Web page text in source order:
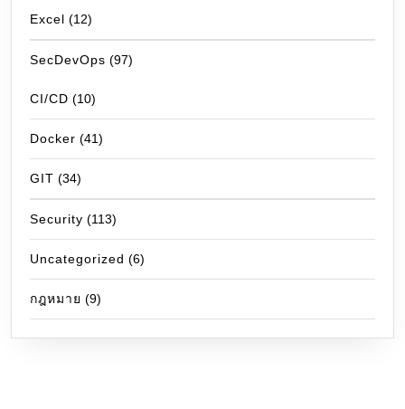
Excel (12)
SecDevOps (97)
CI/CD (10)
Docker (41)
GIT (34)
Security (113)
Uncategorized (6)
กฎหมาย (9)